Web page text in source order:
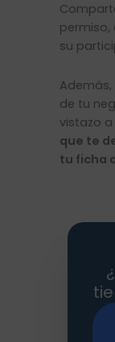
permiso,
su
de tu
vistazo
que te
tu ficha